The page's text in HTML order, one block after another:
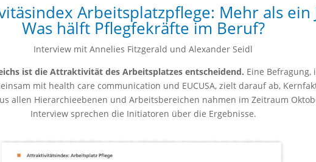
Arbeitsplatzpflege: Mehr als ein
Was hälft Pflegfekräfte im Beruf?
Inter­view mit Annelies Fitzger­ald und Alexan­der Seidl
ist die Attrak­tiv­ität des Arbeit­splatzes entschei­dend. Eine
mit health care com­mu­ni­ca­tion und EUCUSA, zielt darauf ab,
allen Hier­ar­chieebe­nen und Arbeits­bere­ichen nah­men im Zeitraum
Inter­view sprechen die Ini­tia­toren über die Ergebnisse.